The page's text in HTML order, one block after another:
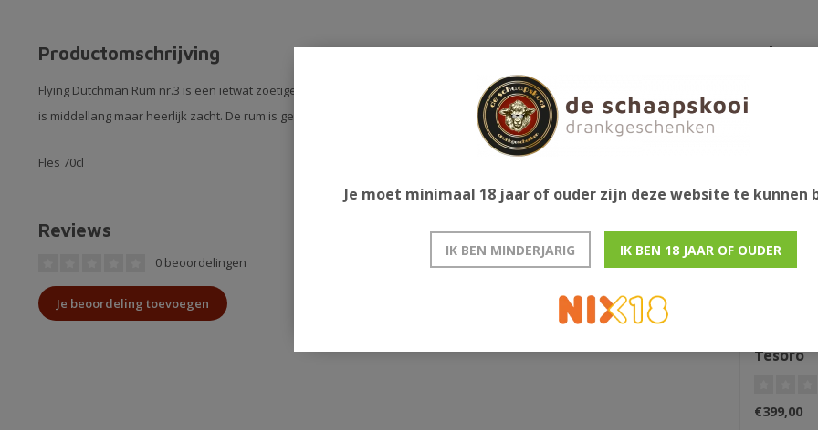
Productomschrijving
Flying Dutchman Rum nr.3 is een ietwat zoetige rum met smaken van kokos, vanille, chocolade en zoet fruit. De afdronk
is middellang maar heerlijk zacht. De rum is gerijpt op amerikaans- en olorosovaten alsmede first-fill PX vaten.
Fles 70cl
Reviews
0 beoordelingen
Je beoordeling toevoegen
Tesoro
€399,00
Je moet minimaal 18 jaar of ouder zijn deze website te kunnen
IK BEN MINDERJARIG IK BEN 18 JAAR OF OUDER